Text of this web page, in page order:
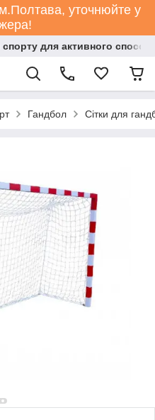
уточнюйте у
спорту для активного
Гандбол Сітки для